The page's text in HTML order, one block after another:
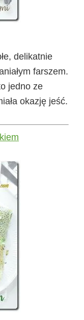
delikatnie
farszem.
jedno ze
okazję jeść.